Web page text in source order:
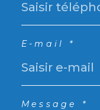
E-mail *
Message *